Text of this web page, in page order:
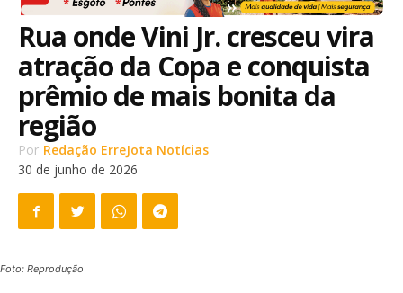
Rua onde Vini Jr. cresceu vira
atração da Copa e conquista
prêmio de mais bonita da
região
Por Redação ErreJota Notícias
30 de junho de 2026
Foto: Reprodução